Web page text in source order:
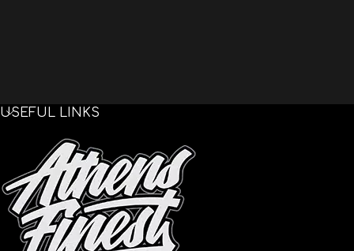
USEFUL LINKS